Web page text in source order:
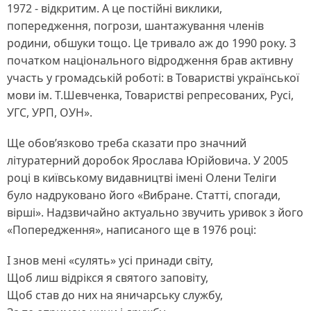
1972 - відкритим. А це постійні виклики,
попередження, погрози, шантажування членів
родини, обшуки тощо. Це тривало аж до 1990 року. З
початком національного відродження брав активну
участь у громадській роботі: в Товаристві української
мови ім. Т.Шевченка, Товаристві репресованих, Русі,
УГС, УРП, ОУН».
Ще обов’язково треба сказати про значний
літуратерний доробок Ярослава Юрійовича. У 2005
році в київському видавництві імені Олени Теліги
було надруковано його «Вибране. Статті, спогади,
вірші». Надзвичайно актуально звучить уривок з його
«Попередження», написаного ще в 1976 році:
І знов мені «сулять» усі принади світу,
Щоб лиш відрікся я святого заповіту,
Щоб став до них на яничарську службу,